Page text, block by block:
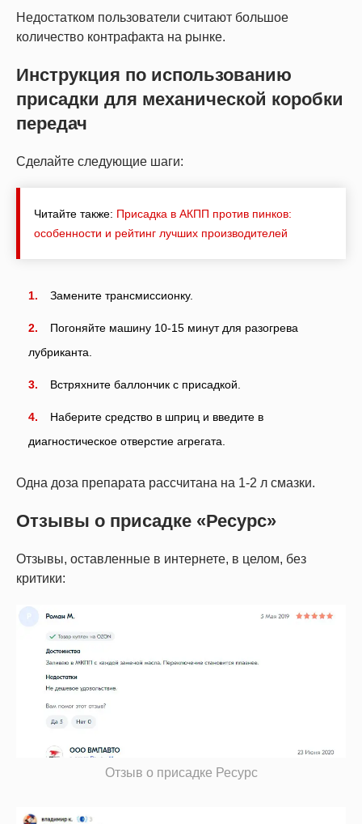
Недостатком пользователи считают большое
количество контрафакта на рынке.
Инструкция по использованию
присадки для механической коробки
передач
Сделайте следующие шаги:
Читайте также: Присадка в АКПП против пинков:
особенности и рейтинг лучших производителей
Замените трансмиссионку.
Погоняйте машину 10-15 минут для разогрева
лубриканта.
Встряхните баллончик с присадкой.
Наберите средство в шприц и введите в
диагностическое отверстие агрегата.
Одна доза препарата рассчитана на 1-2 л смазки.
Отзывы о присадке «Ресурс»
Отзывы, оставленные в интернете, в целом, без
критики:
Отзыв о присадке Ресурс